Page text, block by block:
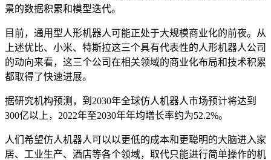
景的数据积累和模型迭代。
目前，通用型人形机器人可能正处于大规模商业化的前夜。从
上述优比、小米、特斯拉这三个具有代表性的人形机器人公司
的动向来看，这三个公司在相关领域的商业化布局和技术积累
都取得了快速进展。
据研究机构预测，到2030年全球仿人机器人市场预计将达到
300亿以上，2022年至2030年年均增长率约为52.2%。
人们希望仿人机器人可以以更低的成本和更聪明的大脑进入家
居、工业生产、酒店等各个领域，取代只能进行简单操作的机